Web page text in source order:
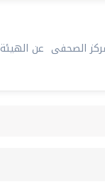
الصحفى عن الهيئة